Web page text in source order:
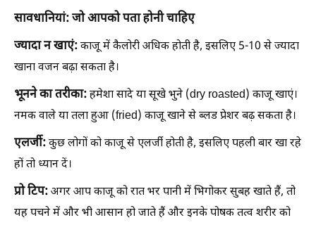
सावधानियां: जो आपको पता होनी चाहिए
ज्यादा न खाएं:काजू में कैलोरी अधिक होती है, इसलिए 5-10 से ज्यादा
खाना वजन बढ़ा सकता है।
भूनने का तरीका:हमेशा सादे या सूखे भुने (dry roasted) काजू खाएं।
नमक वाले या तला हुआ (fried) काजू खाने से ब्लड प्रेशर बढ़ सकता है।
एलर्जी:कुछ लोगों को काजू से एलर्जी होती है, इसलिए पहली बार खा रहे
हों तो ध्यान दें।
प्रो टिप:अगर आप काजू को रात भर पानी में भिगोकर सुबह खाते हैं, तो
यह पचने में और भी आसान हो जाते हैं और इनके पोषक तत्व शरीर को